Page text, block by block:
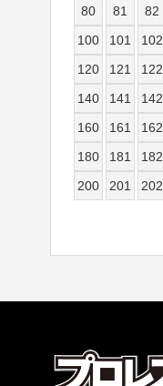
80
81 82
100
101 102
120
121 122
140
141 142
160
161 162
180
181 182
200
201 202